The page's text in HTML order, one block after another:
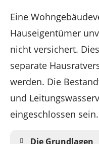
Eine
Hauseigentümer
nicht versichert.
separate
werden. Die
und
eingeschlossen sein.
Die Grundlagen